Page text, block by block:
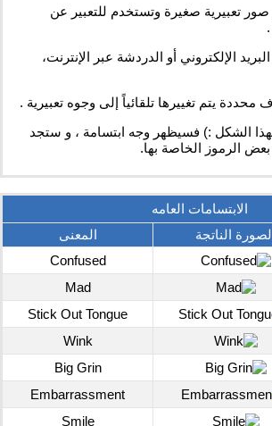
تعبيرية صغيرة وتستخدم للتعبير عن
الإلكتروني أو الدردشة عبر الإنترنت،
يتم تغييرها تلقائياً إلى وجوه تعبيرية .
الشكل :) فسيظهر وجه ابتسامة ، و ستجد
الرموز الخاصة بها.
الابتسامات العامه
الناتجة
المعنى
Confused
Mad
Stick Out Tongue
Wink
Big Grin
Embarrassment
Smile